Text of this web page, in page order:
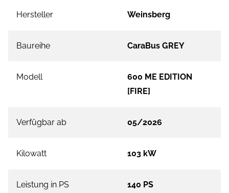
Hersteller Weinsberg
Baureihe CaraBus GREY
Modell
600 ME EDITION
[FIRE]
Verfügbar ab 05/2026
Kilowatt 103 kW
Leistung in PS 140 PS